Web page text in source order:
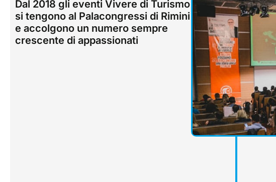
Dal 2018 gli eventi Vivere di Turismo
si tengono al Palacongressi di Rimini
e accolgono un numero sempre
crescente di appassionati